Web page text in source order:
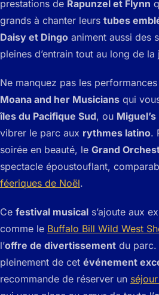
prestations de Rapunzel et Flynn
grands à chanter leurs tubes
Daisy et Dingo animent aussi des
pleines d’entrain tout au long de la
Ne manquez pas les
Moana and her Musicians qui
îles du Pacifique Sud, ou
vibrer le parc aux rythmes latino.
soirée en beauté, le Grand
spectacle époustouflant,
féeriques de Noël.
Ce festival musical s’ajoute aux
comme le Buffalo Bill Wild West
l’offre de divertissement du
pleinement de cet événement
recommande de réserver un